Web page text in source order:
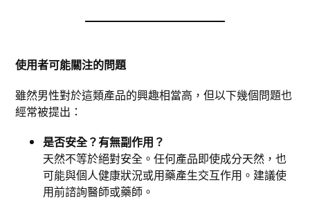
使用者可能關注的問題
雖然男性對於這類產品的興趣相當高，但以下幾個問題也
經常被提出：
是否安全？有無副作用？
天然不等於絕對安全。任何產品即使成分天然，也
可能與個人健康狀況或用藥產生交互作用。建議使
用前諮詢醫師或藥師。